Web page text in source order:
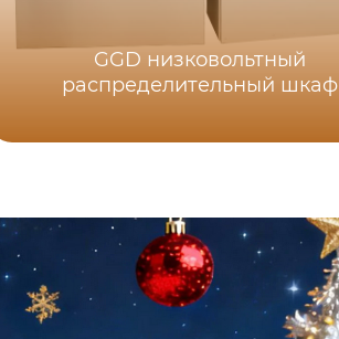
GGD низковольтный
распределительный шкаф